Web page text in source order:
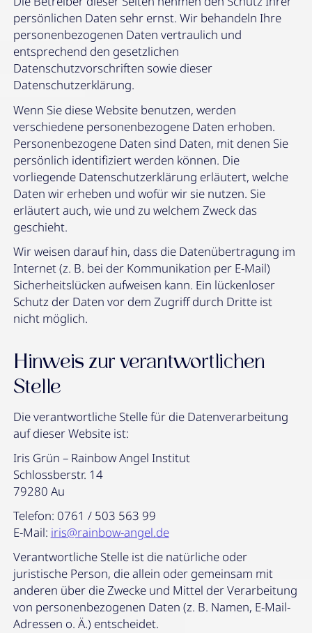
persönlichen Daten sehr ernst. Wir behandeln Ihre
personenbezogenen Daten vertraulich und
entsprechend den gesetzlichen
Datenschutzvorschriften sowie dieser
Datenschutzerklärung.
Wenn Sie diese Website benutzen, werden
verschiedene personenbezogene Daten erhoben.
Personenbezogene Daten sind Daten, mit denen Sie
persönlich identifiziert werden können. Die
vorliegende Datenschutzerklärung erläutert, welche
Daten wir erheben und wofür wir sie nutzen. Sie
erläutert auch, wie und zu welchem Zweck das
geschieht.
Wir weisen darauf hin, dass die Datenübertragung im
Internet (z. B. bei der Kommunikation per E-Mail)
Sicherheitslücken aufweisen kann. Ein lückenloser
Schutz der Daten vor dem Zugriff durch Dritte ist
nicht möglich.
Hinweis zur verantwortlichen
Stelle
Die verantwortliche Stelle für die Datenverarbeitung
auf dieser Website ist:
Iris Grün – Rainbow Angel Institut
Schlossberstr. 14
79280 Au
Telefon: 0761 / 503 563 99
E-Mail: iris@rainbow-angel.de
Verantwortliche Stelle ist die natürliche oder
juristische Person, die allein oder gemeinsam mit
anderen über die Zwecke und Mittel der Verarbeitung
von personenbezogenen Daten (z. B. Namen, E-Mail-
Adressen o. Ä.) entscheidet.